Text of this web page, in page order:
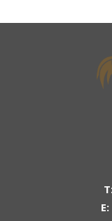
E: